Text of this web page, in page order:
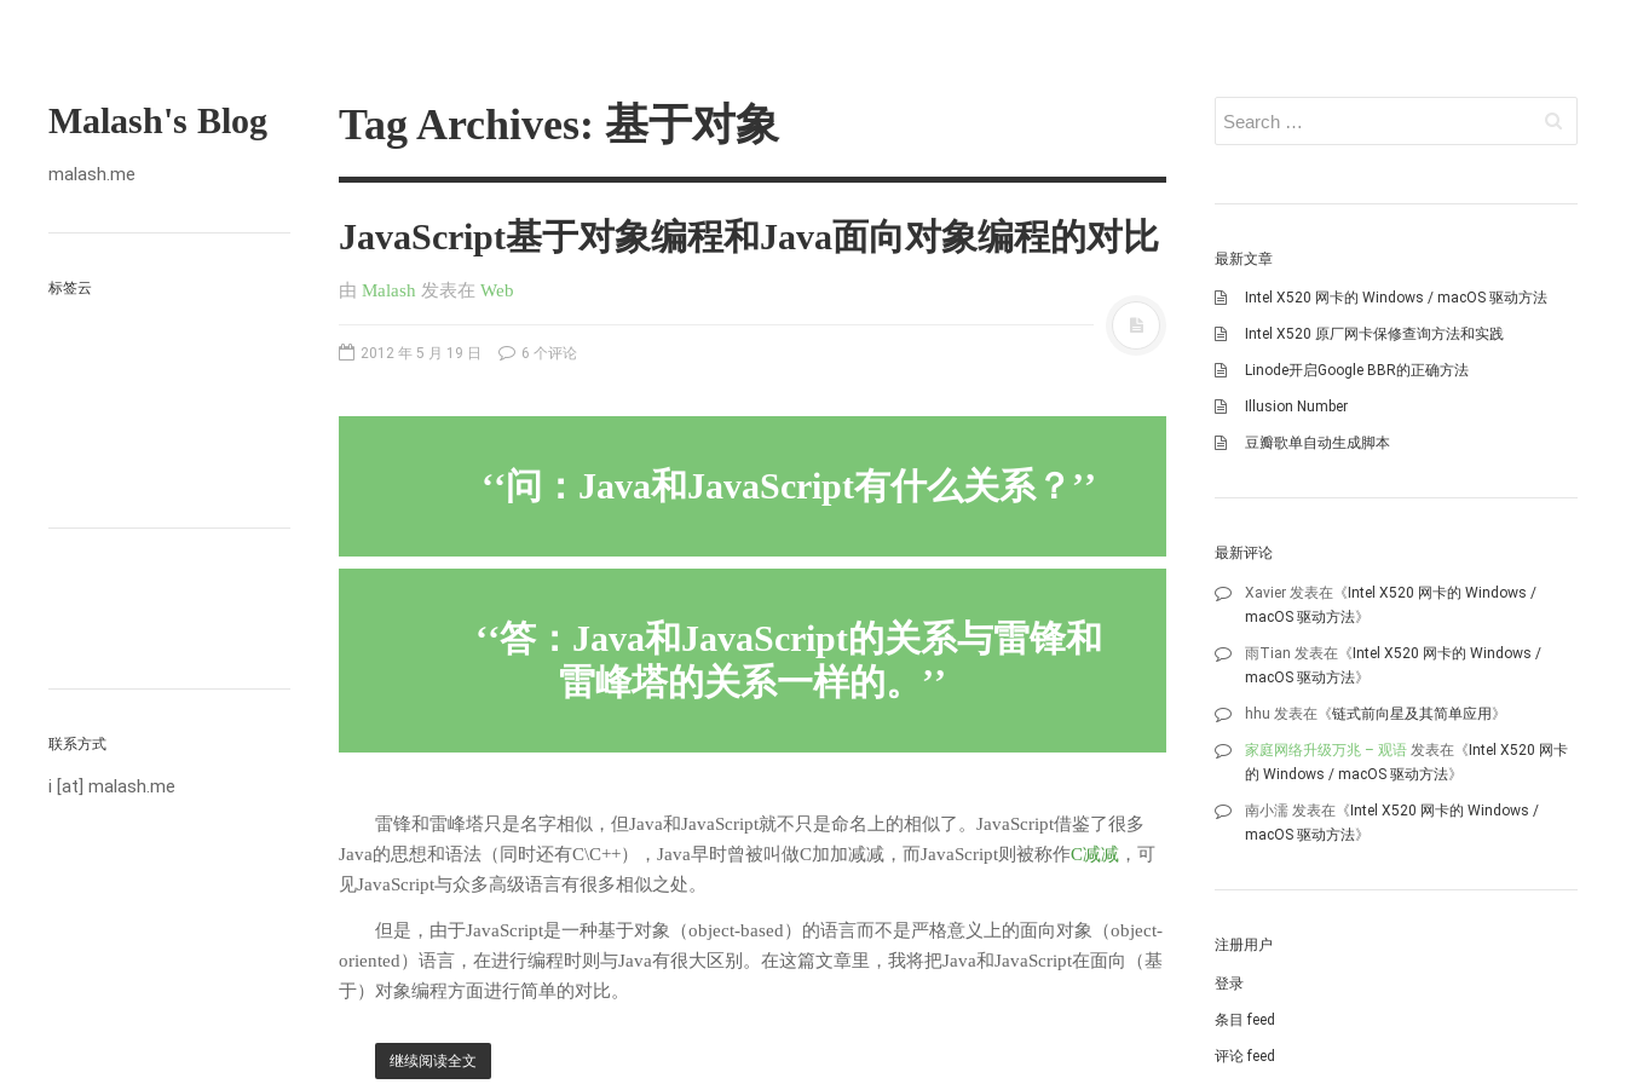
Malash's Blog
malash.me
标签云
联系方式
i [at] malash.me
Tag Archives: 基于对象
JavaScript基于对象编程和Java面向对象编程的对比
由 Malash 发表在 Web
2012 年 5 月 19 日 6 个评论
问：Java和JavaScript有什么关系？
答：Java和JavaScript的关系与雷锋和
雷峰塔的关系一样的。
雷锋和雷峰塔只是名字相似，但Java和JavaScript就不只是命名上的相似了。JavaScript借鉴了很多
Java的思想和语法（同时还有C\C++），Java早时曾被叫做C加加减减，而JavaScript则被称作C减减 ，可
见JavaScript与众多高级语言有很多相似之处。
但是，由于JavaScript是一种基于对象（object-based）的语言而不是严格意义上的面向对象（object-
oriented）语言，在进行编程时则与Java有很大区别。在这篇文章里，我将把Java和JavaScript在面向（基
于）对象编程方面进行简单的对比。
继续阅读全文
最新文章
Intel X520 网卡的 Windows / macOS 驱动方法
Intel X520 原厂网卡保修查询方法和实践
Linode开启Google BBR的正确方法
Illusion Number
豆瓣歌单自动生成脚本
最新评论
Xavier 发表在《Intel X520 网卡的 Windows /
macOS 驱动方法》
雨Tian 发表在《Intel X520 网卡的 Windows /
macOS 驱动方法》
hhu 发表在《链式前向星及其简单应用》
家庭网络升级万兆 – 观语 发表在《Intel X520 网卡
的 Windows / macOS 驱动方法》
南小濡 发表在《Intel X520 网卡的 Windows /
macOS 驱动方法》
注册用户
登录
条目 feed
评论 feed